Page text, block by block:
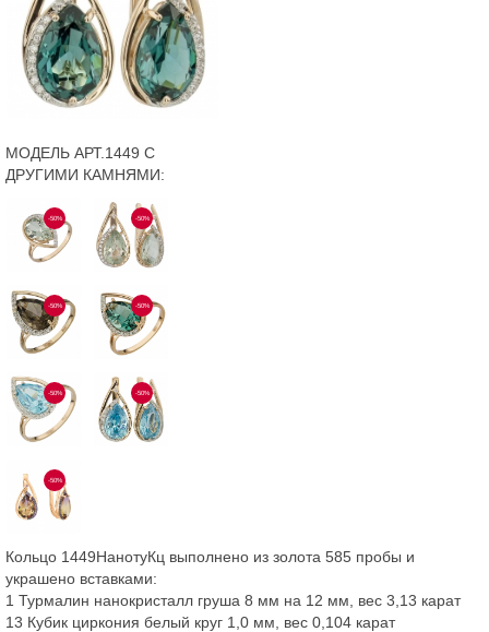
МОДЕЛЬ АРТ.1449 С
ДРУГИМИ КАМНЯМИ:
-50% -50%
-50% -50%
-50% -50%
-50%
Кольцо 1449НанотуКц выполнено из золота 585 пробы и
украшено вставками:
1 Турмалин нанокристалл груша 8 мм на 12 мм, вес 3,13 карат
13 Кубик циркония белый круг 1,0 мм, вес 0,104 карат